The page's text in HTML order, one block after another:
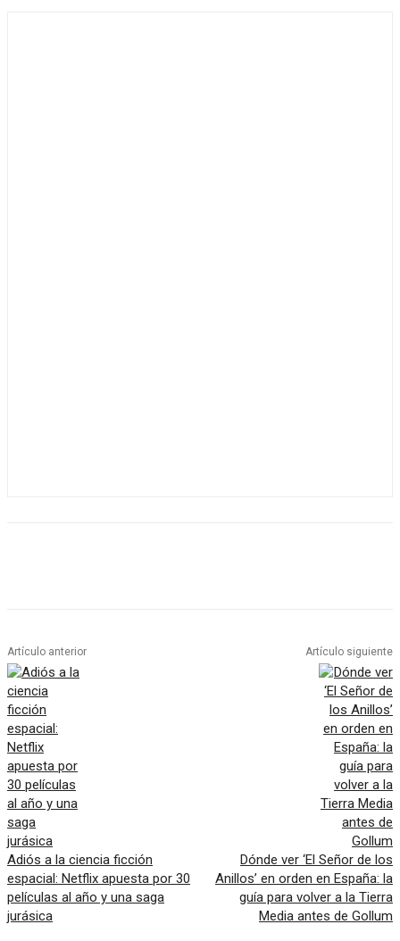
Artículo anterior
Adiós a la ciencia ficción
espacial: Netflix apuesta por 30
películas al año y una saga
jurásica
Artículo siguiente
Dónde ver ‘El Señor de los
Anillos’ en orden en España: la
guía para volver a la Tierra
Media antes de Gollum